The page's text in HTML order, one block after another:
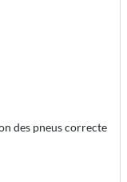
des pneus correcte